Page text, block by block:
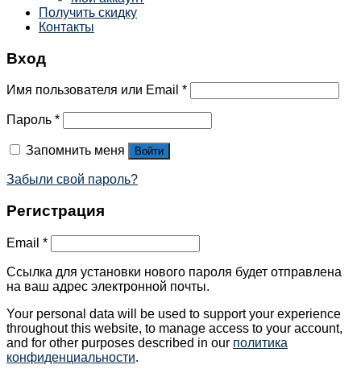
Получить скидку
Контакты
Вход
Имя пользователя или Email *
Пароль *
Запомнить меня Войти
Забыли свой пароль?
Регистрация
Email *
Ссылка для установки нового пароля будет отправлена ​​
на ваш адрес электронной почты.
Your personal data will be used to support your experience
throughout this website, to manage access to your account,
and for other purposes described in our политика
конфиденциальности.